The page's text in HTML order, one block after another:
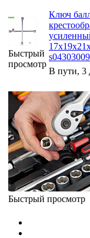
Быстрый
просмотр
Ключ
s04303009
В пути, 3
Быстрый просмотр